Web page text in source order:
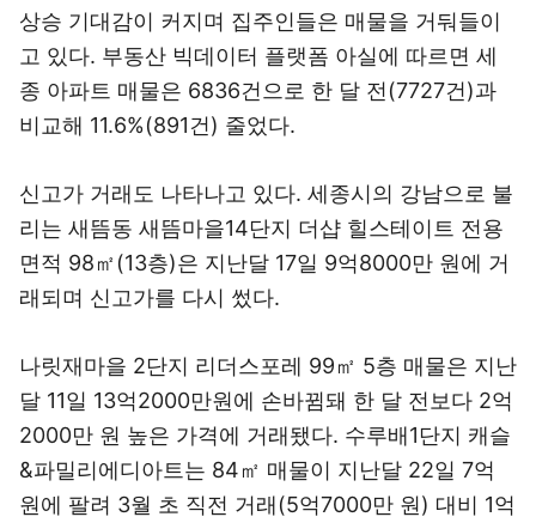
상승 기대감이 커지며 집주인들은 매물을 거둬들이
고 있다. 부동산 빅데이터 플랫폼 아실에 따르면 세
종 아파트 매물은 6836건으로 한 달 전(7727건)과
비교해 11.6%(891건) 줄었다.
신고가 거래도 나타나고 있다. 세종시의 강남으로 불
리는 새뜸동 새뜸마을14단지 더샵 힐스테이트 전용
면적 98㎡(13층)은 지난달 17일 9억8000만 원에 거
래되며 신고가를 다시 썼다.
나릿재마을 2단지 리더스포레 99㎡ 5층 매물은 지난
달 11일 13억2000만원에 손바뀜돼 한 달 전보다 2억
2000만 원 높은 가격에 거래됐다. 수루배1단지 캐슬
&파밀리에디아트는 84㎡ 매물이 지난달 22일 7억
원에 팔려 3월 초 직전 거래(5억7000만 원) 대비 1억